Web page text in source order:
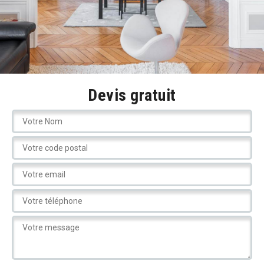
Devis gratuit